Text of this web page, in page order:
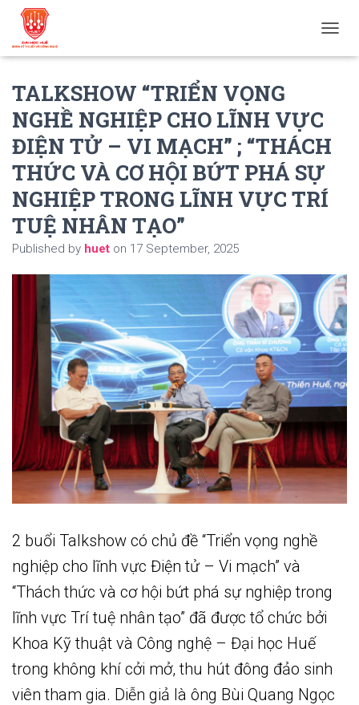
O
TALKSHOW “TRIỂN VỌNG
NGHỀ NGHIỆP CHO LĨNH VỰC
ĐIỆN TỬ – VI MẠCH” ; “THÁCH
THỨC VÀ CƠ HỘI BỨT PHÁ SỰ
NGHIỆP TRONG LĨNH VỰC TRÍ
TUỆ NHÂN TẠO”
Published by huet on 17 September, 2025
2 buổi Talkshow có chủ đề “Triển vọng nghề
nghiệp cho lĩnh vực Điện tử – Vi mạch” và
“Thách thức và cơ hội bứt phá sự nghiệp trong
lĩnh vực Trí tuệ nhân tạo” đã được tổ chức bởi
Khoa Kỹ thuật và Công nghệ – Đại học Huế
trong không khí cởi mở, thu hút đông đảo sinh
viên tham gia. Diễn giả là ông Bùi Quang Ngọc